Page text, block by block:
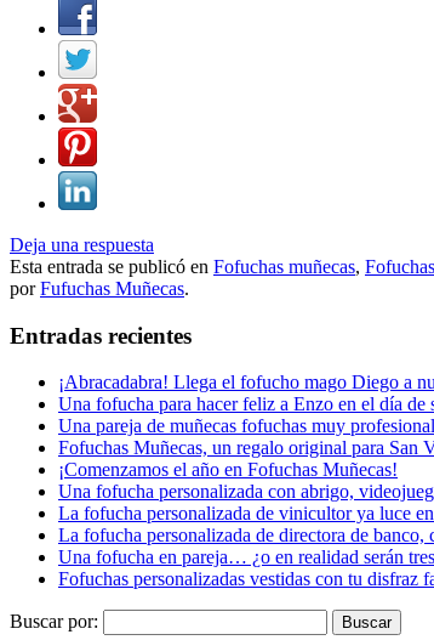
Deja una respuesta
Esta entrada se publicó en Fofuchas muñecas,
porFufuchas Muñecas.
Entradas recientes
¡Abracadabra! Llega el fofucho mago Diego a
Una fofucha para hacer feliz a Enzo en el día de
Una pareja de muñecas fofuchas muy profesional
Fofuchas Muñecas, un regalo original para San
¡Comenzamos el año en Fofuchas Muñecas!
Una fofucha personalizada con abrigo,
La fofucha personalizada de vinicultor ya luce en
La fofucha personalizada de directora de
Una fofucha en pareja… ¿o en realidad serán
Fofuchas personalizadas vestidas con tu disfraz
Buscar por: